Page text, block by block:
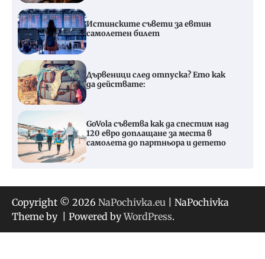
Истинските съвети за евтин
самолетен билет
Дървеници след отпуска? Ето как
да действате:
GoVola съветва как да спестим над
120 евро доплащане за места в
самолета до партньора и детето
Copyright © 2026 NaPochivka.eu | NaPochivka
Theme by
| Powered byWordPress.